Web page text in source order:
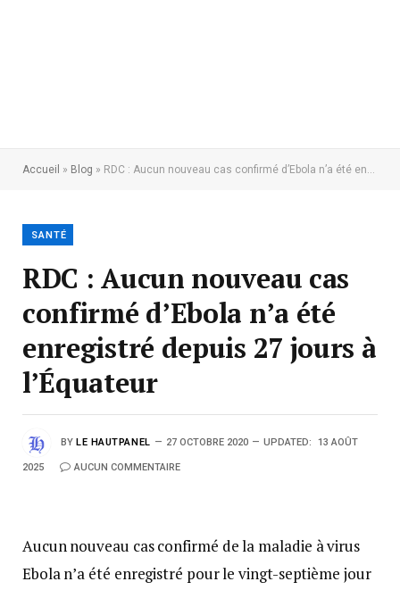
Accueil » Blog » RDC : Aucun nouveau cas confirmé d’Ebola n’a été enregistré depuis 27 jours à l’Équateur
SANTÉ
RDC : Aucun nouveau cas
confirmé d’Ebola n’a été
enregistré depuis 27 jours à
l’Équateur
BY LE HAUTPANEL 27 OCTOBRE 2020 UPDATED: 13 AOÛT
2025 AUCUN COMMENTAIRE
Aucun nouveau cas confirmé de la maladie à virus
Ebola n’a été enregistré pour le vingt-septième jour